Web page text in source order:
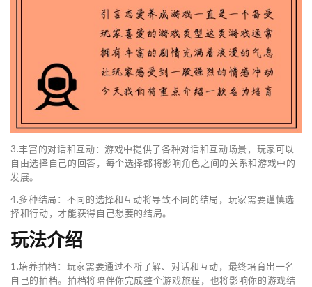
3.丰富的对话和互动：游戏中提供了各种对话和互动场景，玩家可以
自由选择自己的回答，每个选择都将影响角色之间的关系和游戏中的
发展。
4.多种结局：不同的选择和互动将导致不同的结局，玩家需要谨慎选
择和行动，才能获得自己想要的结局。
玩法介绍
1.培养拍档：玩家需要通过不断了解、对话和互动，最终培育出一名
自己的拍档。拍档将陪伴你完成整个游戏旅程，也将影响你的游戏结